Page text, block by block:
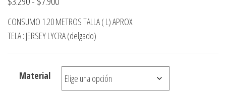
de
precios:
$3.290
hasta
CONSUMO 1.20 METROS TALLA ( L) APROX.
TELA : JERSEY LYCRA (delgado)
Material